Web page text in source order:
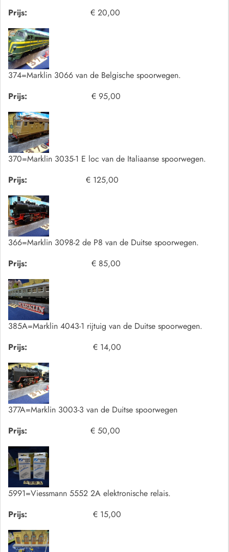
Prijs: € 20,00
374=Marklin 3066 van de Belgische spoorwegen.
Prijs:
€ 95,00
370=Marklin 3035-1 E loc van de Italiaanse spoorwegen.
Prijs:
€ 125,00
366=Marklin 3098-2 de P8 van de Duitse spoorwegen.
Prijs:
€ 85,00
385A=Marklin 4043-1 rijtuig van de Duitse spoorwegen.
Prijs:
€ 14,00
377A=Marklin 3003-3 van de Duitse spoorwegen
Prijs:
€ 50,00
5991=Viessmann 5552 2A elektronische relais.
Prijs:
€ 15,00